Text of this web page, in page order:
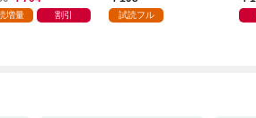
増量 割引 試読フル